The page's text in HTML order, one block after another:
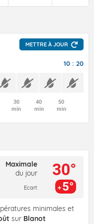
METTRE À JOUR
10 : 20
30
min
40
min
50
min
Maximale
du jour
Ecart
30°
5°
minimales et
sur Blanot